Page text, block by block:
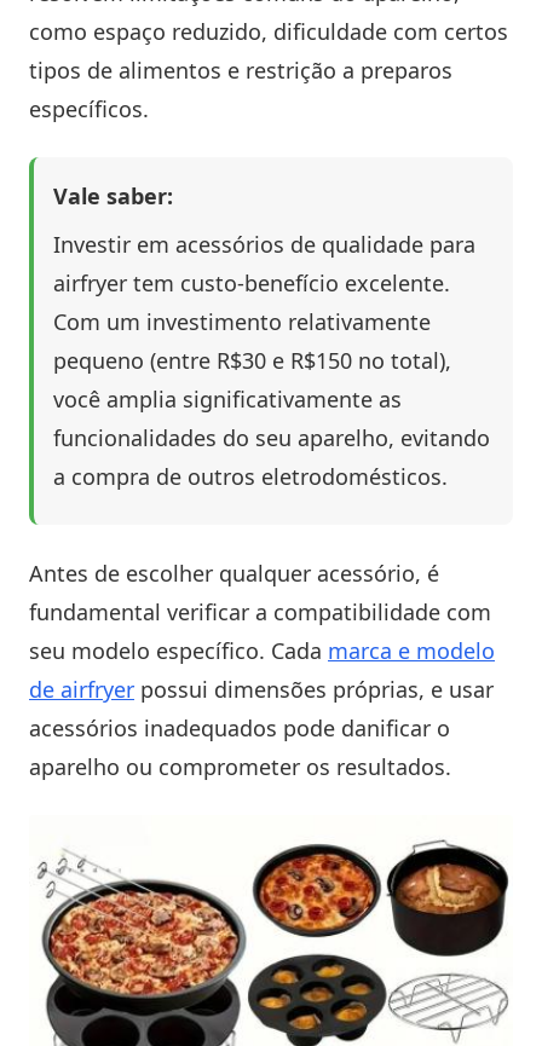
como espaço reduzido, dificuldade com certos
tipos de alimentos e restrição a preparos
específicos.
Vale saber:
Investir em acessórios de qualidade para
airfryer tem custo-benefício excelente.
Com um investimento relativamente
pequeno (entre R$30 e R$150 no total),
você amplia significativamente as
funcionalidades do seu aparelho, evitando
a compra de outros eletrodomésticos.
Antes de escolher qualquer acessório, é
fundamental verificar a compatibilidade com
seu modelo específico. Cada marca e modelo
de airfryer possui dimensões próprias, e usar
acessórios inadequados pode danificar o
aparelho ou comprometer os resultados.